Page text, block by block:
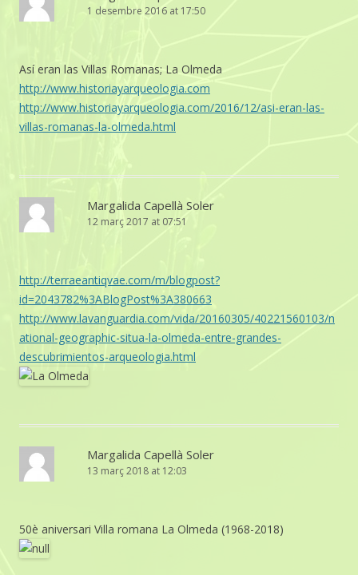
1 desembre 2016 at 17:50
Así eran las Villas Romanas; La Olmeda
http://www.historiayarqueologia.com
http://www.historiayarqueologia.com/2016/12/asi-eran-las-
villas-romanas-la-olmeda.html
Margalida Capellà Soler
12 març 2017 at 07:51
http://terraeantiqvae.com/m/blogpost?
id=2043782%3ABlogPost%3A380663
http://www.lavanguardia.com/vida/20160305/40221560103/n
ational-geographic-situa-la-olmeda-entre-grandes-
descubrimientos-arqueologia.html
Margalida Capellà Soler
13 març 2018 at 12:03
50è aniversari Villa romana La Olmeda (1968-2018)